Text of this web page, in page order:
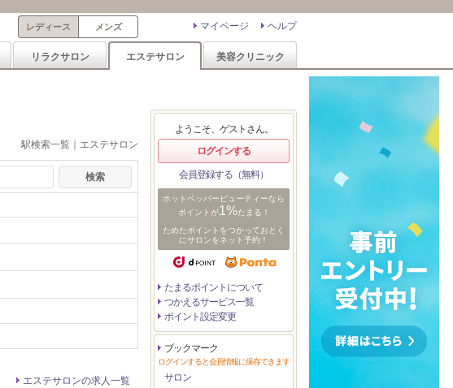
ヘルプ
マイページ
レディース メンズ
リラクサロン エステサロン 美容クリニック
駅検索一覧｜エステサロン
エステサロンの求人一覧
ようこそ、ゲストさん。
ログインする
会員登録する（無料）
ホットペッパービューティーなら
ポイントが1%たまる！
ためたポイントをつかっておとく
にサロンをネット予約！
たまるポイントについて
つかえるサービス一覧
ポイント設定変更
ブックマーク
ログインすると会員情報に保存できます
サロン